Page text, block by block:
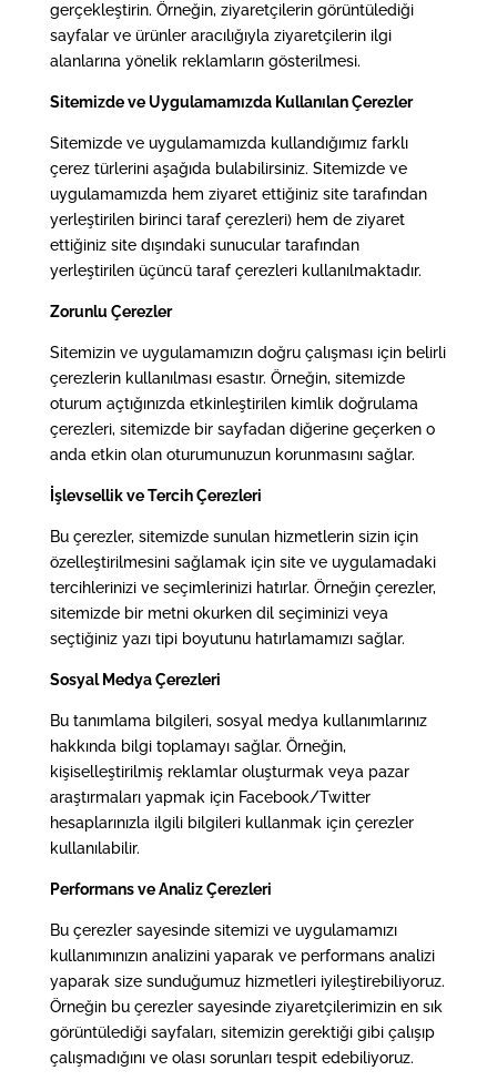
gerçekleştirin. Örneğin, ziyaretçilerin görüntülediği
sayfalar ve ürünler aracılığıyla ziyaretçilerin ilgi
alanlarına yönelik reklamların gösterilmesi.
Sitemizde ve Uygulamamızda Kullanılan Çerezler
Sitemizde ve uygulamamızda kullandığımız farklı
çerez türlerini aşağıda bulabilirsiniz. Sitemizde ve
uygulamamızda hem ziyaret ettiğiniz site tarafından
yerleştirilen birinci taraf çerezleri) hem de ziyaret
ettiğiniz site dışındaki sunucular tarafından
yerleştirilen üçüncü taraf çerezleri kullanılmaktadır.
Zorunlu Çerezler
Sitemizin ve uygulamamızın doğru çalışması için belirli
çerezlerin kullanılması esastır. Örneğin, sitemizde
oturum açtığınızda etkinleştirilen kimlik doğrulama
çerezleri, sitemizde bir sayfadan diğerine geçerken o
anda etkin olan oturumunuzun korunmasını sağlar.
İşlevsellik ve Tercih Çerezleri
Bu çerezler, sitemizde sunulan hizmetlerin sizin için
özelleştirilmesini sağlamak için site ve uygulamadaki
tercihlerinizi ve seçimlerinizi hatırlar. Örneğin çerezler,
sitemizde bir metni okurken dil seçiminizi veya
seçtiğiniz yazı tipi boyutunu hatırlamamızı sağlar.
Sosyal Medya Çerezleri
Bu tanımlama bilgileri, sosyal medya kullanımlarınız
hakkında bilgi toplamayı sağlar. Örneğin,
kişiselleştirilmiş reklamlar oluşturmak veya pazar
araştırmaları yapmak için Facebook/Twitter
hesaplarınızla ilgili bilgileri kullanmak için çerezler
kullanılabilir.
Performans ve Analiz Çerezleri
Bu çerezler sayesinde sitemizi ve uygulamamızı
kullanımınızın analizini yaparak ve performans analizi
yaparak size sunduğumuz hizmetleri iyileştirebiliyoruz.
Örneğin bu çerezler sayesinde ziyaretçilerimizin en sık
görüntülediği sayfaları, sitemizin gerektiği gibi çalışıp
çalışmadığını ve olası sorunları tespit edebiliyoruz.